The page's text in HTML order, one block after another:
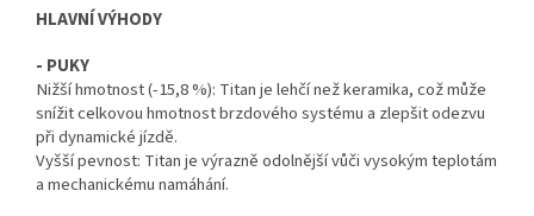
HLAVNÍ VÝHODY
- PUKY
Nižší hmotnost (-15,8 %): Titan je lehčí než keramika, což může
snížit celkovou hmotnost brzdového systému a zlepšit odezvu
při dynamické jízdě.
Vyšší pevnost: Titan je výrazně odolnější vůči vysokým teplotám
a mechanickému namáhání.